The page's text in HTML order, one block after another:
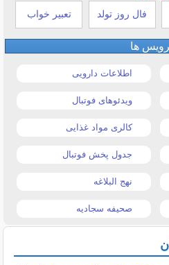
فال روز تولد تعبیر خواب
ها
اطلاعات دارویی
ویدئوهای فوتبال
کالری مواد غذایی
جدول پخش فوتبال
نهج البلاغه
صحیفه سجادیه